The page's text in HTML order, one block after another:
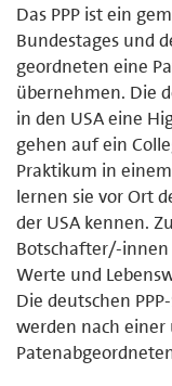
Das PPP ist ein
Bundestages und
geordneten eine
übernehmen. Die
in den USA eine
gehen auf ein
Praktikum in
lernen sie vor Ort
der USA kennen.
Botschafter/-
Werte und
Die deutschen
werden nach einer